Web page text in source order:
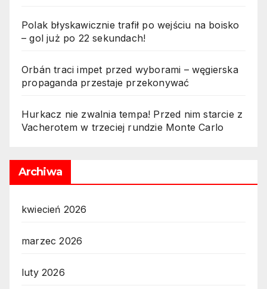
Polak błyskawicznie trafił po wejściu na boisko
– gol już po 22 sekundach!
Orbán traci impet przed wyborami – węgierska
propaganda przestaje przekonywać
Hurkacz nie zwalnia tempa! Przed nim starcie z
Vacherotem w trzeciej rundzie Monte Carlo
Archiwa
kwiecień 2026
marzec 2026
luty 2026